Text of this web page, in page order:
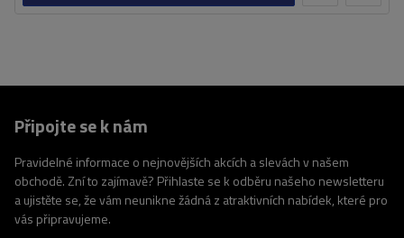
Připojte se k nám
Pravidelné informace o nejnovějších akcích a slevách v našem
obchodě. Zní to zajímavě? Přihlaste se k odběru našeho newsletteru
a ujistěte se, že vám neunikne žádná z atraktivních nabídek, které pro
vás připravujeme.